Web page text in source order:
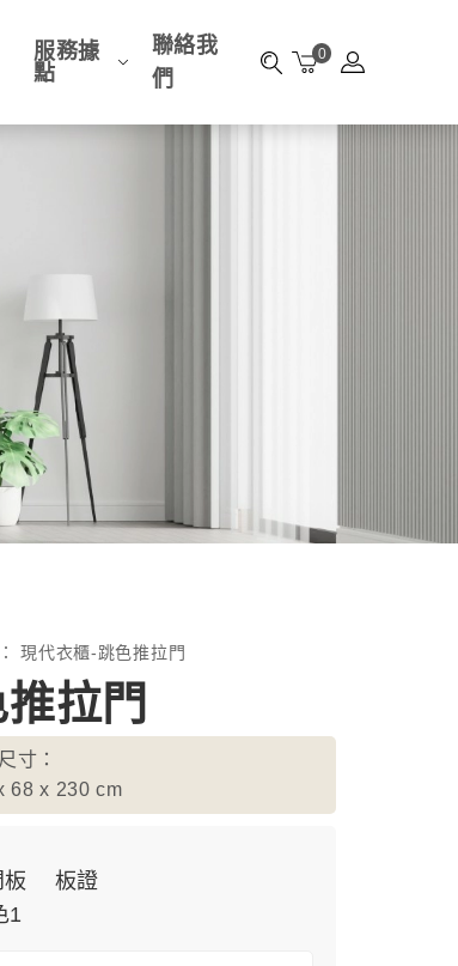
服務據
點
聯絡我
們
0
現代衣櫃-跳色推拉門
拉門
寸：
68 x 230cm
板
1
板證